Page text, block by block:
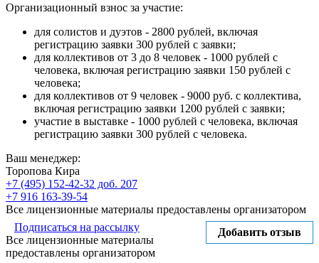
Организационный взнос за участие:
для солистов и дуэтов - 2800 рублей, включая
регистрацию заявки 300 рублей с заявки;
для коллективов от 3 до 8 человек - 1000 рублей с
человека, включая регистрацию заявки 150 рублей с
человека;
для коллективов от 9 человек - 9000 руб. с коллектива,
включая регистрацию заявки 1200 рублей с заявки;
участие в выставке - 1000 рублей с человека, включая
регистрацию заявки 300 рублей с человека.
Ваш менеджер:
Торопова Кира
+7 (495) 152-42-32 доб. 207
+7 916 163-39-54
Все лицензионные материалы предоставлены организатором
Добавить отзыв
Подписаться на рассылку
Все лицензионные материалы
предоставлены организатором